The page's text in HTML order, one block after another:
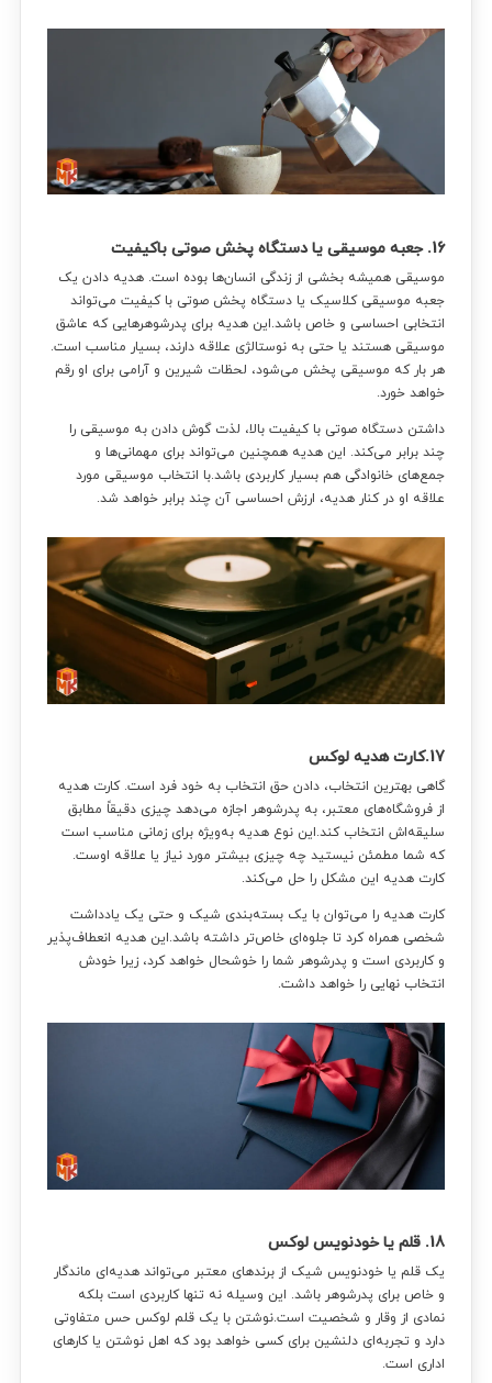
16. جعبه موسیقی یا دستگاه پخش صوتی باکیفیت
موسیقی همیشه بخشی از زندگی انسان‌ها بوده است. هدیه دادن یک
جعبه موسیقی کلاسیک یا دستگاه پخش صوتی با کیفیت می‌تواند
انتخابی احساسی و خاص باشد.این هدیه برای پدرشوهرهایی که عاشق
موسیقی هستند یا حتی به نوستالژی علاقه دارند، بسیار مناسب است.
هر بار که موسیقی پخش می‌شود، لحظات شیرین و آرامی برای او رقم
خواهد خورد.
داشتن دستگاه صوتی با کیفیت بالا، لذت گوش دادن به موسیقی را
چند برابر می‌کند. این هدیه همچنین می‌تواند برای مهمانی‌ها و
جمع‌های خانوادگی هم بسیار کاربردی باشد.با انتخاب موسیقی مورد
علاقه او در کنار هدیه، ارزش احساسی آن چند برابر خواهد شد.
17.کارت هدیه لوکس
گاهی بهترین انتخاب، دادن حق انتخاب به خود فرد است. کارت هدیه
از فروشگاه‌های معتبر، به پدرشوهر اجازه می‌دهد چیزی دقیقاً مطابق
سلیقه‌اش انتخاب کند.این نوع هدیه به‌ویژه برای زمانی مناسب است
که شما مطمئن نیستید چه چیزی بیشتر مورد نیاز یا علاقه اوست.
کارت هدیه این مشکل را حل می‌کند.
کارت هدیه را می‌توان با یک بسته‌بندی شیک و حتی یک یادداشت
شخصی همراه کرد تا جلوه‌ای خاص‌تر داشته باشد.این هدیه انعطاف‌پذیر
و کاربردی است و پدرشوهر شما را خوشحال خواهد کرد، زیرا خودش
انتخاب نهایی را خواهد داشت.
18. قلم یا خودنویس لوکس
یک قلم یا خودنویس شیک از برندهای معتبر می‌تواند هدیه‌ای ماندگار
و خاص برای پدرشوهر باشد. این وسیله نه تنها کاربردی است بلکه
نمادی از وقار و شخصیت است.نوشتن با یک قلم لوکس حس متفاوتی
دارد و تجربه‌ای دلنشین برای کسی خواهد بود که اهل نوشتن یا کارهای
اداری است.